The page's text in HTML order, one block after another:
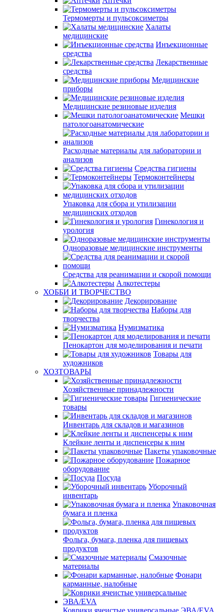
Термомерты и пульсоксиметры
Халаты
медицинские
Инъекционные
средства
Лекарственные
средства
Медицинские
приборы
Медицинские резиновые изделия
Мешки
патологоанатомические
Расходные материалы для лаборатории и
анализов
Средства гигиены
Термоконтейнеры
Упаковка для сбора и утилизации
медицинских отходов
Гинекология и
урология
Одноразовые медицинские инструменты
Средства для реанимации и скорой помощи
Алкотестеры
ХОББИ И ТВОРЧЕСТВО
Декорирование
Наборы для
творчества
Нумизматика
Пенокартон для моделирования и печати
Товары для
художников
ХОЗТОВАРЫ
Хозяйственные принадлежности
Гигиенические
товары
Инвентарь для складов и магазинов
Клейкие ленты и диспенсеры к ним
Пакеты упаковочные
Пожарное
оборудование
Посуда
Уборочный
инвентарь
Упаковочная
бумага и пленка
Фольга, бумага, пленка для пищевых
продуктов
Смазочные
материалы
Фонари
карманные, налобные
Коврики ячеистые универсальные ЭВА/EVA